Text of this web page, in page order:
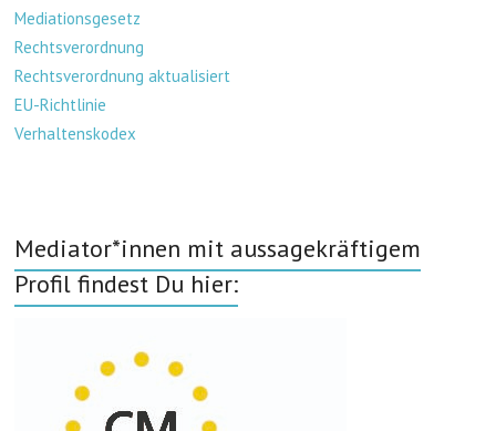
Mediationsgesetz
Rechtsverordnung
Rechtsverordnung aktualisiert
EU-Richtlinie
Verhaltenskodex
Mediator*innen mit aussagekräftigem
Profil findest Du hier: